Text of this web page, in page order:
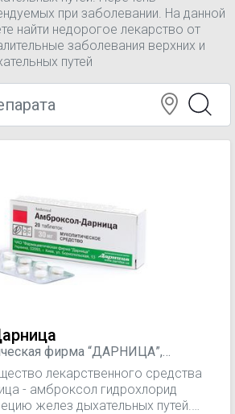
при заболевании. На данной
найти недорогое лекарство от
заболевания верхних и
путей
фирма “ДАРНИЦА”,
лекарственного средства
- амброксол гидрохлорид
желез дыхательных путей.